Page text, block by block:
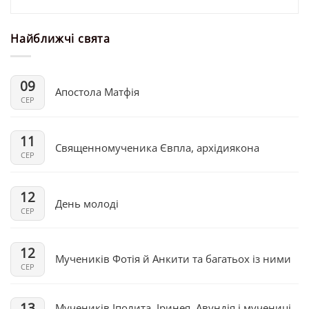
Найближчі свята
09
СЕР
Апостола Матфія
11
СЕР
Священномученика Євпла, архідиякона
12
СЕР
День молоді
12
СЕР
Мучеників Фотія й Анкити та багатьох із ними